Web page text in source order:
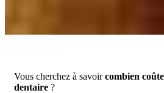
Vous cherchez à savoircombien
dentaire ?